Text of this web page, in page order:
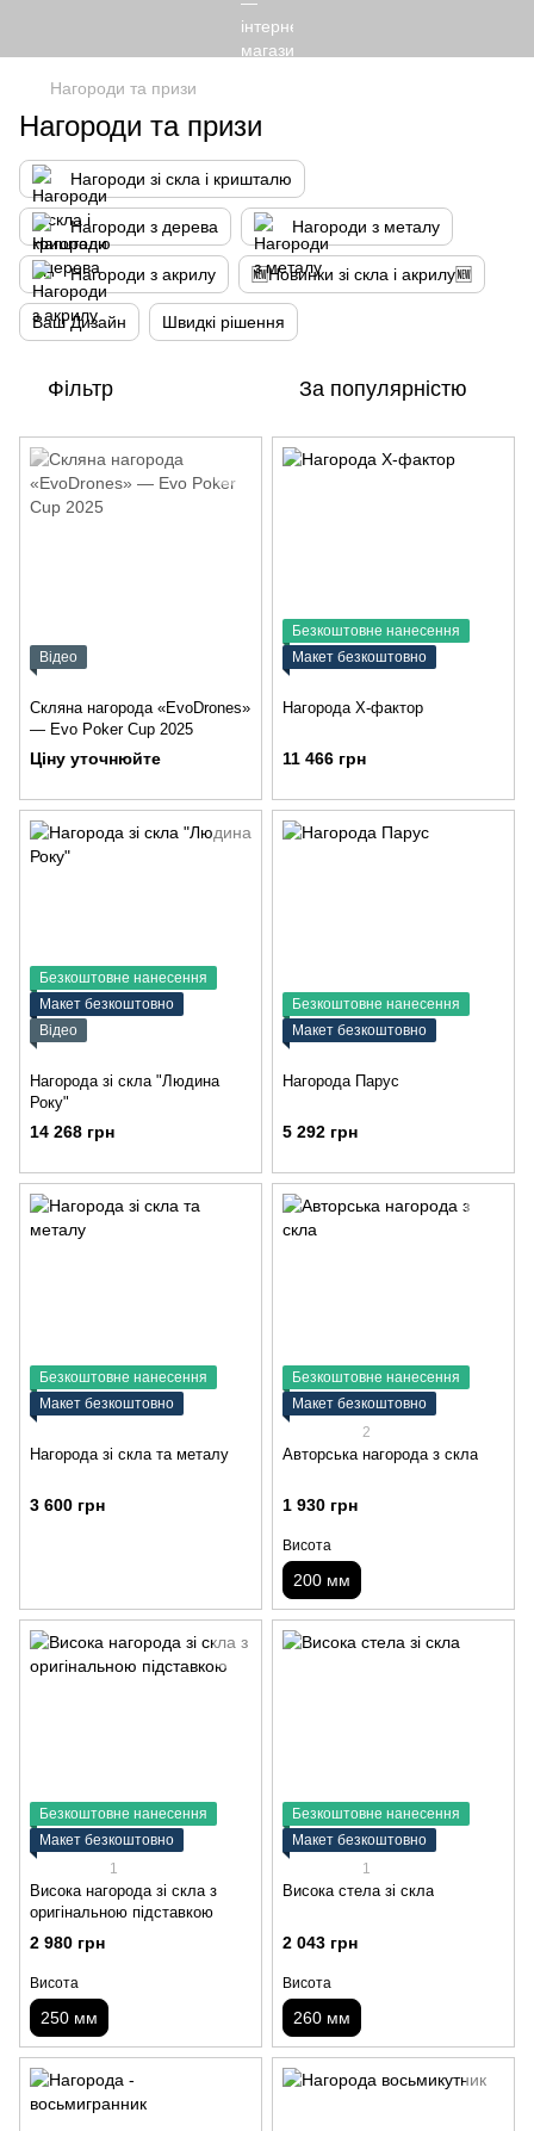
Нагороди та призи
Нагороди та призи
Нагороди зі скла і кришталю
Нагороди з дерева Нагороди з металу
Нагороди з акрилу 🆕Новинки зі скла і акрилу🆕
Ваш Дизайн Швидкі рішення
Фільтр За популярністю
Відео
Скляна нагорода «EvoDrones»
— Evo Poker Cup 2025
Ціну уточнюйте
Безкоштовне нанесення
Макет безкоштовно
Нагорода Х-фактор
11 466 грн
Безкоштовне нанесення
Макет безкоштовно
Відео
Нагорода зі скла "Людина
Року"
14 268 грн
Безкоштовне нанесення
Макет безкоштовно
Нагорода Парус
5 292 грн
Безкоштовне нанесення
Макет безкоштовно
Нагорода зі скла та металу
3 600 грн
Безкоштовне нанесення
Макет безкоштовно
2
Авторська нагорода з скла
1 930 грн
Висота
200 мм
Безкоштовне нанесення
Макет безкоштовно
1
Висока нагорода зі скла з
оригінальною підставкою
2 980 грн
Висота
250 мм
Безкоштовне нанесення
Макет безкоштовно
1
Висока стела зі скла
2 043 грн
Висота
260 мм